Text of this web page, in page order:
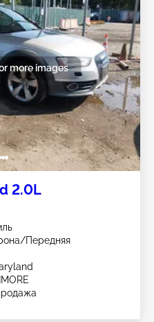
more images
2.0L
Передняя